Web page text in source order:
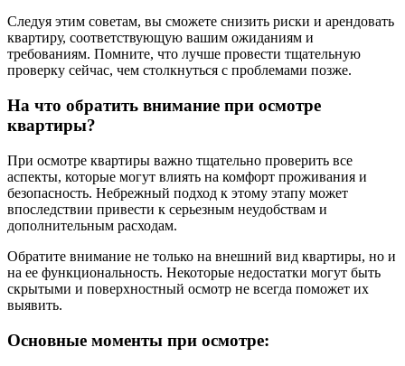
Следуя этим советам, вы сможете снизить риски и арендовать
квартиру, соответствующую вашим ожиданиям и
требованиям. Помните, что лучше провести тщательную
проверку сейчас, чем столкнуться с проблемами позже.
На что обратить внимание при осмотре
квартиры?
При осмотре квартиры важно тщательно проверить все
аспекты, которые могут влиять на комфорт проживания и
безопасность. Небрежный подход к этому этапу может
впоследствии привести к серьезным неудобствам и
дополнительным расходам.
Обратите внимание не только на внешний вид квартиры, но и
на ее функциональность. Некоторые недостатки могут быть
скрытыми и поверхностный осмотр не всегда поможет их
выявить.
Основные моменты при осмотре: